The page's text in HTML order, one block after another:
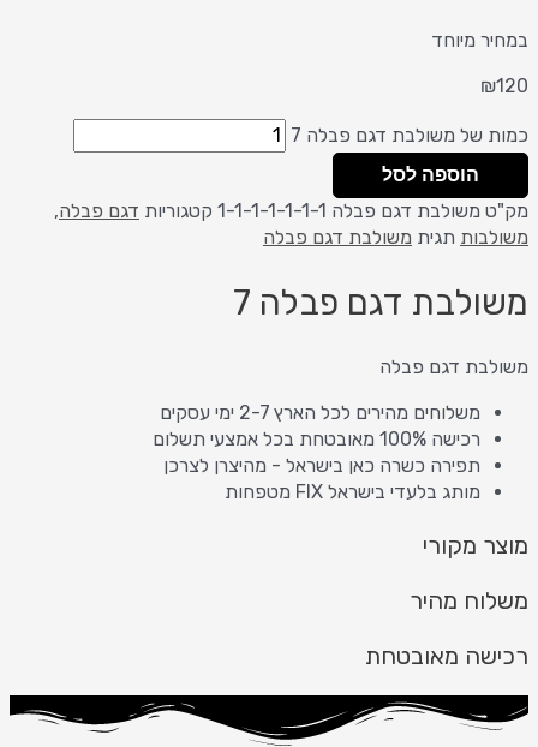
במחיר מיוחד
₪120
כמות של משולבת דגם פבלה 7
הוספה לסל
מק"ט משולבת דגם פבלה 1-1-1-1-1-1-1 קטגוריות דגם פבלה,
משולבות תגית משולבת דגם פבלה
משולבת דגם פבלה 7
משולבת דגם פבלה
משלוחים מהירים לכל הארץ 2-7 ימי עסקים
רכישה 100% מאובטחת בכל אמצעי תשלום
תפירה כשרה כאן בישראל - מהיצרן לצרכן
מותג בלעדי בישראל FIX מטפחות
מוצר מקורי
משלוח מהיר
רכישה מאובטחת